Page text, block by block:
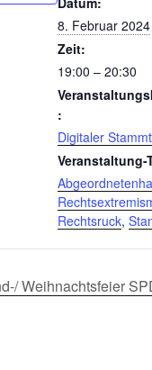
8. Februar 2024
Zeit:
19:00 – 20:30
:
Digitaler
Veranstaltung-
Rechtsruck,
Weihnachtsfeier